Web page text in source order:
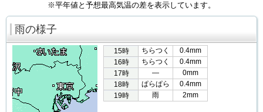
※平年値と予想最高気温の差を表示しています。
雨の様子
15時 ちらつく
0.4mm
16時
ちらつく
0.4mm
17時
―
0mm
18時
ぱらぱら
0.4mm
19時
雨 2mm